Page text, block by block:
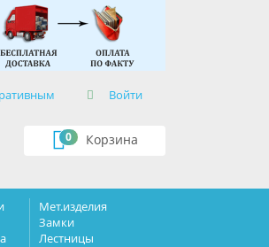
Войти
Корзина
0
Мет.изделия
Замки
Лестницы